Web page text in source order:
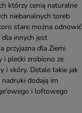
którzy cenią naturalne
niebanalnych toreb
stare można odnowić
dla innych jest
przyjazna dla Ziemi
i plecki zrobiono ze
i skóry. Detale takie jak
dodają im
i loftowego